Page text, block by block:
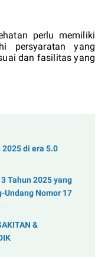
perlu memiliki
persyaratan yang
dan fasilitas yang
di era 5.0
Tahun 2025 yang
Undang Nomor 17
&